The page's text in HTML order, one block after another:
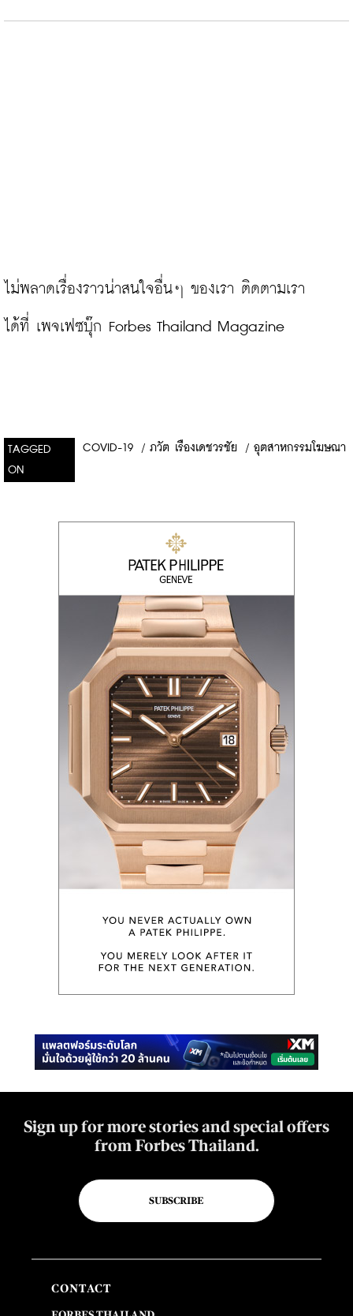
ไม่พลาดเรื่องราวน่าสนใจอื่นๆ ของเรา ติดตามเรา
ได้ที่ เพจเฟซบุ๊ก Forbes Thailand Magazine
TAGGED
ON
COVID-19 / ภวัต เรืองเดชวรชัย / อุตสาหกรรมโฆษณา
Sign up for more stories and special offers
from Forbes Thailand.
SUBSCRIBE
CONTACT